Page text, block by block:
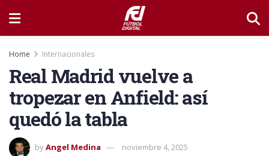
Home Internacionales
Real Madrid vuelve a
tropezar en Anfield: así
quedó la tabla
byAngel Medina noviembre 4, 2025